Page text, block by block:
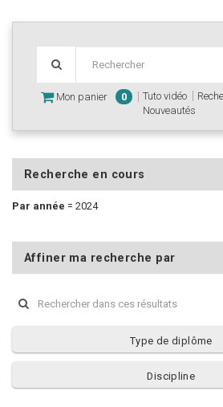
Mon panier 0 Tuto vidéo
Nouveautés
Recherche en cours
Par année = 2024
Affiner ma recherche par
Type de diplôme
Discipline